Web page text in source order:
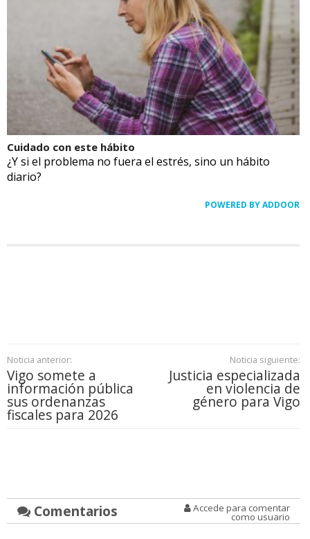
Cuidado con este hábito
¿Y si el problema no fuera el estrés, sino un hábito
diario?
POWERED BY ADDOOR
Noticia anterior:
Vigo somete a
información pública
sus ordenanzas
fiscales para 2026
Noticia siguiente:
Justicia especializada
en violencia de
género para Vigo
Comentarios Accede para comentar
como usuario